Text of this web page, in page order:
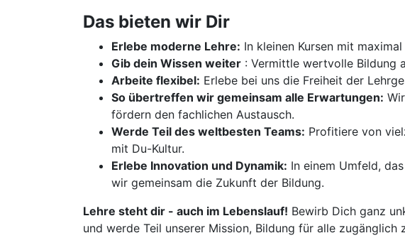
Das bieten wir Dir
Erlebe moderne Lehre: In kleinen Kursen mit
Gib dein Wissen weiter : Vermittle wertvolle Bildung
Arbeite flexibel: Erlebe bei uns die Freiheit der
So übertreffen wir gemeinsam alle Erwartungen:
fördern den fachlichen Austausch.
Werde Teil des weltbesten Teams: Profitiere von
mit Du-Kultur.
Erlebe Innovation und Dynamik: In einem Umfeld,
wir gemeinsam die Zukunft der Bildung.
Lehre steht dir - auch im Lebenslauf! Bewirb Dich ganz
und werde Teil unserer Mission, Bildung für alle zugänglich